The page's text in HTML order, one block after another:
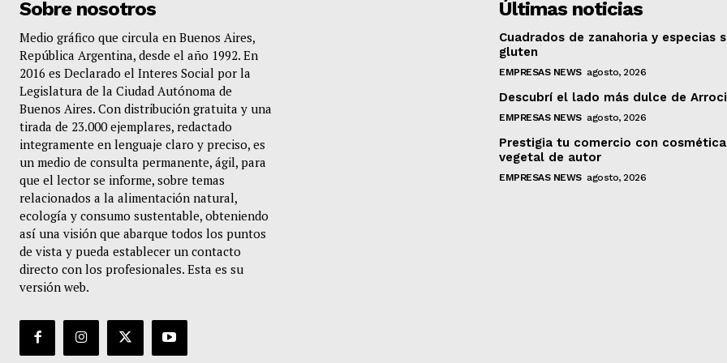
Sobre nosotros
Medio gráfico que circula en Buenos Aires,
República Argentina, desde el año 1992. En
2016 es Declarado el Interes Social por la
Legislatura de la Ciudad Autónoma de
Buenos Aires. Con distribución gratuita y una
tirada de 23.000 ejemplares, redactado
integramente en lenguaje claro y preciso, es
un medio de consulta permanente, ágil, para
que el lector se informe, sobre temas
relacionados a la alimentación natural,
ecología y consumo sustentable, obteniendo
así una visión que abarque todos los puntos
de vista y pueda establecer un contacto
directo con los profesionales. Esta es su
versión web.
Últimas noticias
Cuadrados de zanahoria y especias
gluten
EMPRESAS NEWS agosto, 2026
Descubrí el lado más dulce de
EMPRESAS NEWS agosto, 2026
Prestigia tu comercio con cosmética
vegetal de autor
EMPRESAS NEWS agosto, 2026